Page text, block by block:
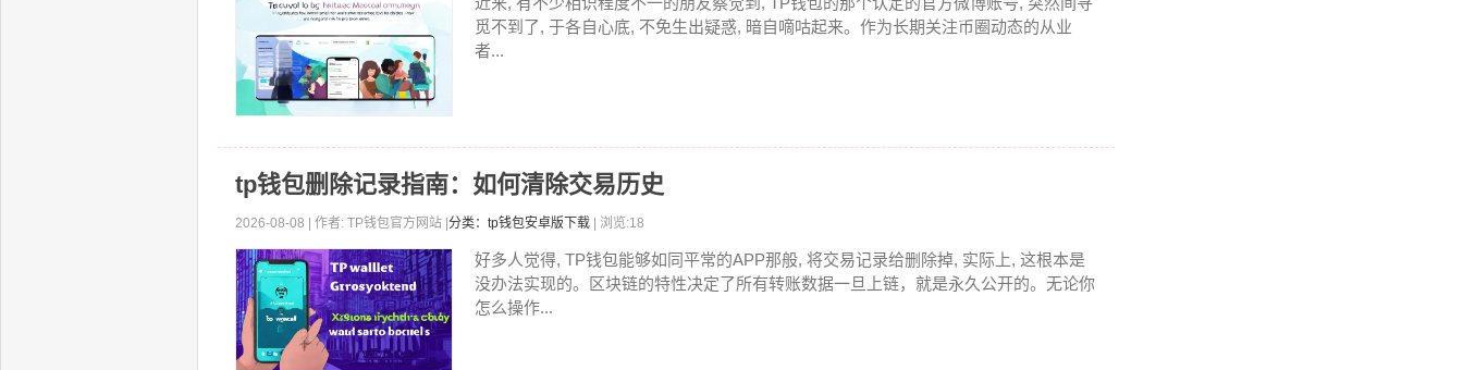
觅不到了, 于各自心底, 不免生出疑惑, 暗自嘀咕起来。作为长期关注币圈动态的从业
者...
tp钱包删除记录指南：如何清除交易历史
2026-08-08 | 作者: TP钱包官方网站 | 分类：tp钱包安卓版下载 | 浏览:18
好多人觉得, TP钱包能够如同平常的APP那般, 将交易记录给删除掉, 实际上, 这根本是
没办法实现的。区块链的特性决定了所有转账数据一旦上链，就是永久公开的。无论你
怎么操作...